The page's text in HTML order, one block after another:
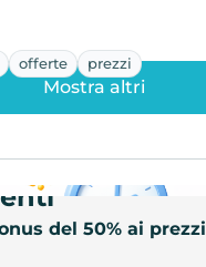
offerte prezzi
del 50% ai prezzi
Mostra altri